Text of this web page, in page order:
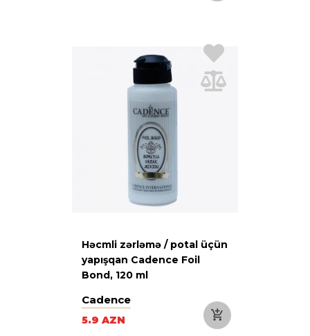
Həcmli zərləmə / potal üçün
yapışqan Cadence Foil
Bond, 120 ml
Cadence
5.9 AZN